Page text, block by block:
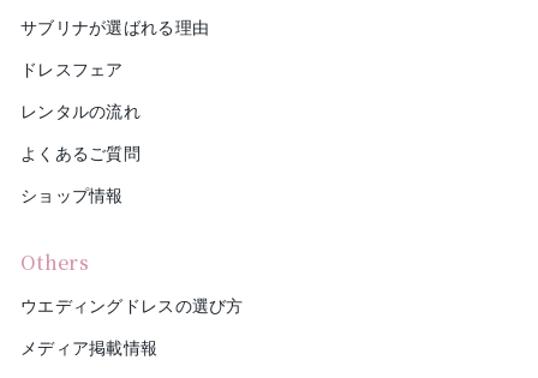
サブリナが選ばれる理由
ドレスフェア
レンタルの流れ
よくあるご質問
ショップ情報
Others
ウエディングドレスの選び方
メディア掲載情報